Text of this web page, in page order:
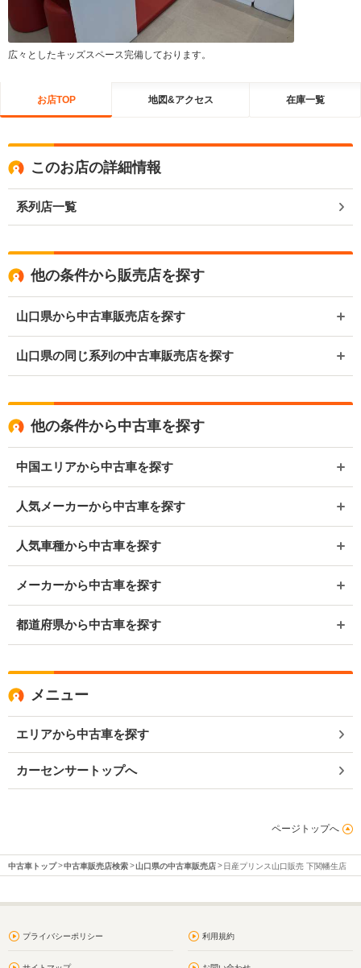
広々としたキッズスペース完備しております。
お店TOP 地図&アクセス 在庫一覧
このお店の詳細情報
系列店一覧
他の条件から販売店を探す
山口県から中古車販売店を探す
山口県の同じ系列の中古車販売店を探す
他の条件から中古車を探す
中国エリアから中古車を探す
人気メーカーから中古車を探す
人気車種から中古車を探す
メーカーから中古車を探す
都道府県から中古車を探す
メニュー
エリアから中古車を探す
カーセンサートップへ
ページトップへ
中古車トップ 中古車販売店検索 山口県の中古車販売店 日産プリンス山口販売 下関幡生店
プライバシーポリシー 利用規約